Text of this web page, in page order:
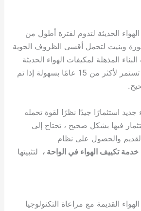
الحديثة لتدوم لفترة أطول من
وبنيت لتحمل أقسى الظروف الجوية
المذهلة لمكيفات الهواء الحديثة
عمرًا أكبر ويمكن أن تستمر لأكثر من 15 عامًا بسهولة إذا تم
استثمارًا جيدًا نظرًا لقوة تحمله
فيها بشكل صحيح ، تحتاج إلى
والحصول على نظام
خدمة تكييف الهواء في الواحة ، لتثبيتها
القديمة مع مراعاة التكنولوجيا